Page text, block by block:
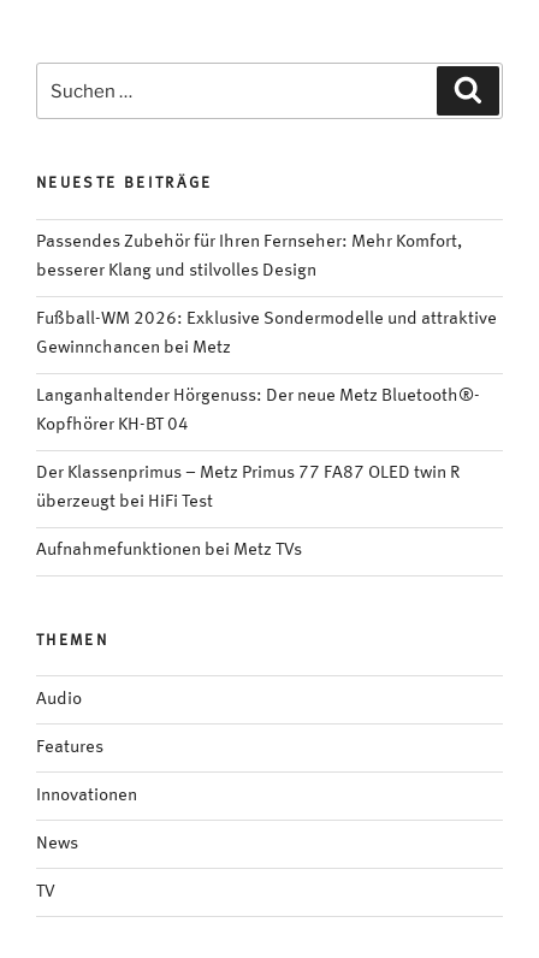
nach:
NEUESTE BEITRÄGE
Passendes Zubehör für Ihren Fernseher: Mehr Komfort,
besserer Klang und stilvolles Design
Fußball-WM 2026: Exklusive Sondermodelle und attraktive
Gewinnchancen bei Metz
Langanhaltender Hörgenuss: Der neue Metz Bluetooth®-
Kopfhörer KH-BT 04
Der Klassenprimus – Metz Primus 77 FA87 OLED twin R
überzeugt bei HiFi Test
Aufnahmefunktionen bei Metz TVs
THEMEN
Audio
Features
Innovationen
News
TV